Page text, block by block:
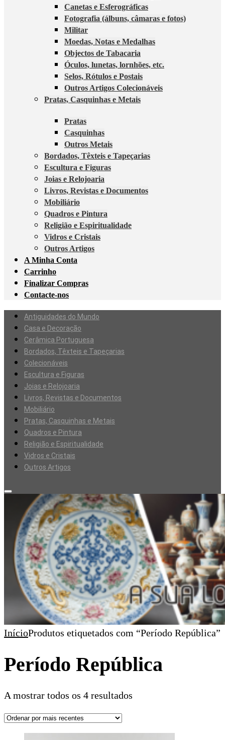
Canetas e Esferográficas
Fotografia (álbuns, câmaras e fotos)
Militar
Moedas, Notas e Medalhas
Objectos de Tabacaria
Óculos, lunetas, lornhões, etc.
Selos, Rótulos e Postais
Outros Artigos Colecionáveis
Pratas, Casquinhas e Metais
Pratas
Casquinhas
Outros Metais
Bordados, Têxteis e Tapeçarias
Escultura e Figuras
Joias e Relojoaria
Livros, Revistas e Documentos
Mobiliário
Quadros e Pintura
Religião e Espiritualidade
Vidros e Cristais
Outros Artigos
A Minha Conta
Carrinho
Finalizar Compras
Contacte-nos
Antiguidades do Mundo
Casa e Decoração
Cerâmica Portuguesa
Bordados, Têxteis e Tapeçarias
Colecionáveis
Escultura e Figuras
Joias e Relojoaria
Livros, Revistas e Documentos
Mobiliário
Pratas, Casquinhas e Metais
Quadros e Pintura
Religião e Espiritualidade
Vidros e Cristais
Outros Artigos
InícioProdutos etiquetados com “Período República”
Período República
A mostrar todos os 4 resultados